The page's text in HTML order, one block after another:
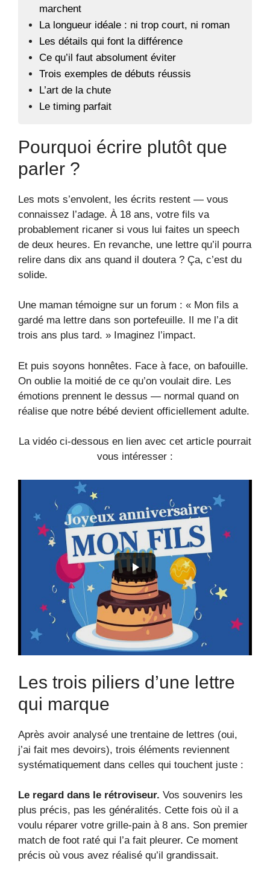
marchent
La longueur idéale : ni trop court, ni roman
Les détails qui font la différence
Ce qu’il faut absolument éviter
Trois exemples de débuts réussis
L’art de la chute
Le timing parfait
Pourquoi écrire plutôt que
parler ?
Les mots s’envolent, les écrits restent — vous
connaissez l’adage. À 18 ans, votre fils va
probablement ricaner si vous lui faites un speech
de deux heures. En revanche, une lettre qu’il pourra
relire dans dix ans quand il doutera ? Ça, c’est du
solide.
Une maman témoigne sur un forum : « Mon fils a
gardé ma lettre dans son portefeuille. Il me l’a dit
trois ans plus tard. » Imaginez l’impact.
Et puis soyons honnêtes. Face à face, on bafouille.
On oublie la moitié de ce qu’on voulait dire. Les
émotions prennent le dessus — normal quand on
réalise que notre bébé devient officiellement adulte.
La vidéo ci-dessous en lien avec cet article pourrait
vous intéresser :
Les trois piliers d’une lettre
qui marque
Après avoir analysé une trentaine de lettres (oui,
j’ai fait mes devoirs), trois éléments reviennent
systématiquement dans celles qui touchent juste :
Le regard dans le rétroviseur. Vos souvenirs les
plus précis, pas les généralités. Cette fois où il a
voulu réparer votre grille-pain à 8 ans. Son premier
match de foot raté qui l’a fait pleurer. Ce moment
précis où vous avez réalisé qu’il grandissait.